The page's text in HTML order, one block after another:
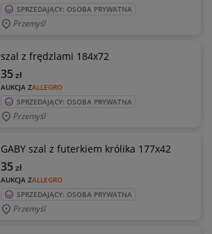
SPRZEDAJĄCY: OSOBA PRYWATNA
Przemyśl
szal z frędzlami 184x72
AUKCJA ZALLEGRO
35zł
SPRZEDAJĄCY: OSOBA PRYWATNA
Przemyśl
GABY szal z futerkiem królika 177x42
AUKCJA ZALLEGRO
35zł
SPRZEDAJĄCY: OSOBA PRYWATNA
Przemyśl